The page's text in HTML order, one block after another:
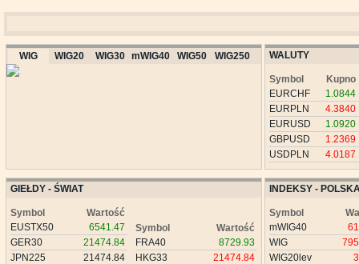
WIG WIG20 WIG30 mWIG40 WIG50 WIG250 WALUTY
Symbol
Kupno
EURCHF
1.0844
EURPLN
4.3840
EURUSD
1.0920
GBPUSD
1.2369
USDPLN
4.0187
GIEŁDY - ŚWIAT
Symbol
Wartość
EUSTX50
6541.47
GER30
21474.84
JPN225
21474.84
Symbol
Wartość
FRA40
8729.93
HKG33
21474.84
INDEKSY -
Symbol
mWIG40
WIG
WIG20lev